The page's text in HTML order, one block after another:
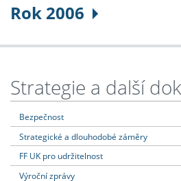
Rok 2006
Strategie a další
Bezpečnost
Strategické a dlouhodobé záměry
FF UK pro udržitelnost
Výroční zprávy